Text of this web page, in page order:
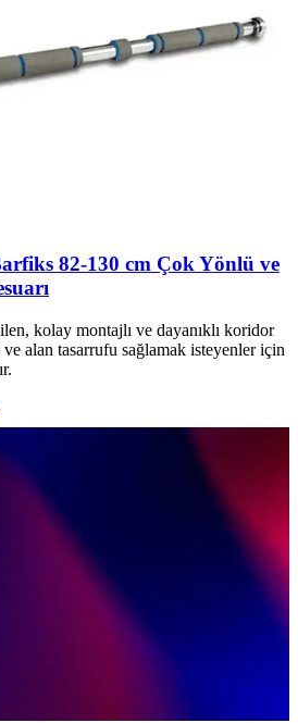
82-130 cm Çok Yönlü ve
kolay montajlı ve dayanıklı koridor
alan tasarrufu sağlamak isteyenler için